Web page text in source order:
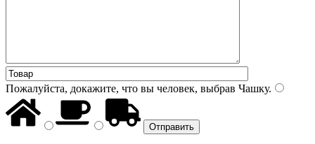
Пожалуйста, докажите, что вы человек, выбрав Чашку.